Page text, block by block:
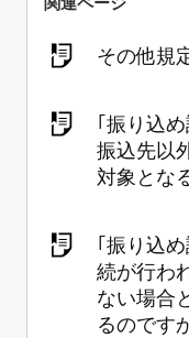
その他規
｢振り込
振込先以
対象とな
｢振り込
続が行わ
ない場合
るのです